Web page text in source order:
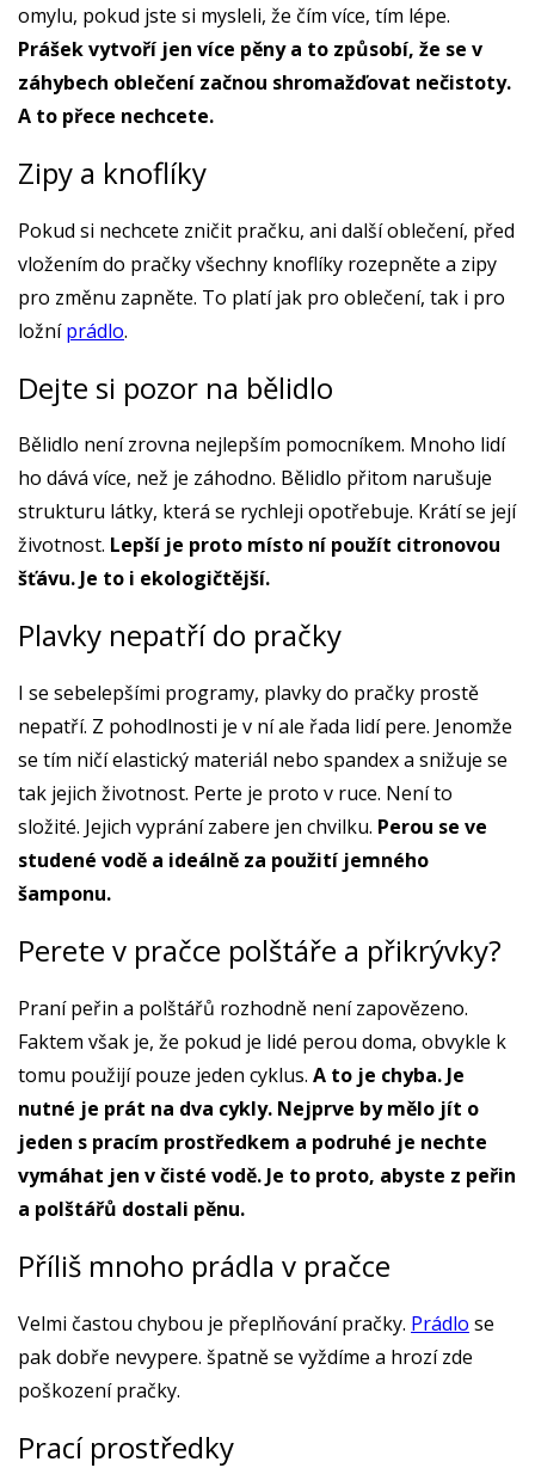
omylu, pokud jste si mysleli, že čím více, tím lépe.
Prášek vytvoří jen více pěny a to způsobí, že se v
záhybech oblečení začnou shromažďovat nečistoty.
A to přece nechcete.
Zipy a knoflíky
Pokud si nechcete zničit pračku, ani další oblečení, před
vložením do pračky všechny knoflíky rozepněte a zipy
pro změnu zapněte. To platí jak pro oblečení, tak i pro
ložníprádlo.
Dejte si pozor na bělidlo
Bělidlo není zrovna nejlepším pomocníkem. Mnoho lidí
ho dává více, než je záhodno. Bělidlo přitom narušuje
strukturu látky, která se rychleji opotřebuje. Krátí se její
životnost. Lepší je proto místo ní použít citronovou
šťávu. Je to i ekologičtější.
Plavky nepatří do pračky
I se sebelepšími programy, plavky do pračky prostě
nepatří. Z pohodlnosti je v ní ale řada lidí pere. Jenomže
se tím ničí elastický materiál nebo spandex a snižuje se
tak jejich životnost. Perte je proto v ruce. Není to
složité. Jejich vyprání zabere jen chvilku. Perou se ve
studené vodě a ideálně za použití jemného
šamponu.
Perete v pračce polštáře a přikrývky?
Praní peřin a polštářů rozhodně není zapovězeno.
Faktem však je, že pokud je lidé perou doma, obvykle k
tomu použijí pouze jeden cyklus. A to je chyba. Je
nutné je prát na dva cykly. Nejprve by mělo jít o
jeden s pracím prostředkem a podruhé je nechte
vymáhat jen v čisté vodě. Je to proto, abyste z peřin
a polštářů dostali pěnu.
Příliš mnoho prádla v pračce
Velmi častou chybou je přeplňování pračky. Prádlo se
pak dobře nevypere. špatně se vyždíme a hrozí zde
poškození pračky.
Prací prostředky